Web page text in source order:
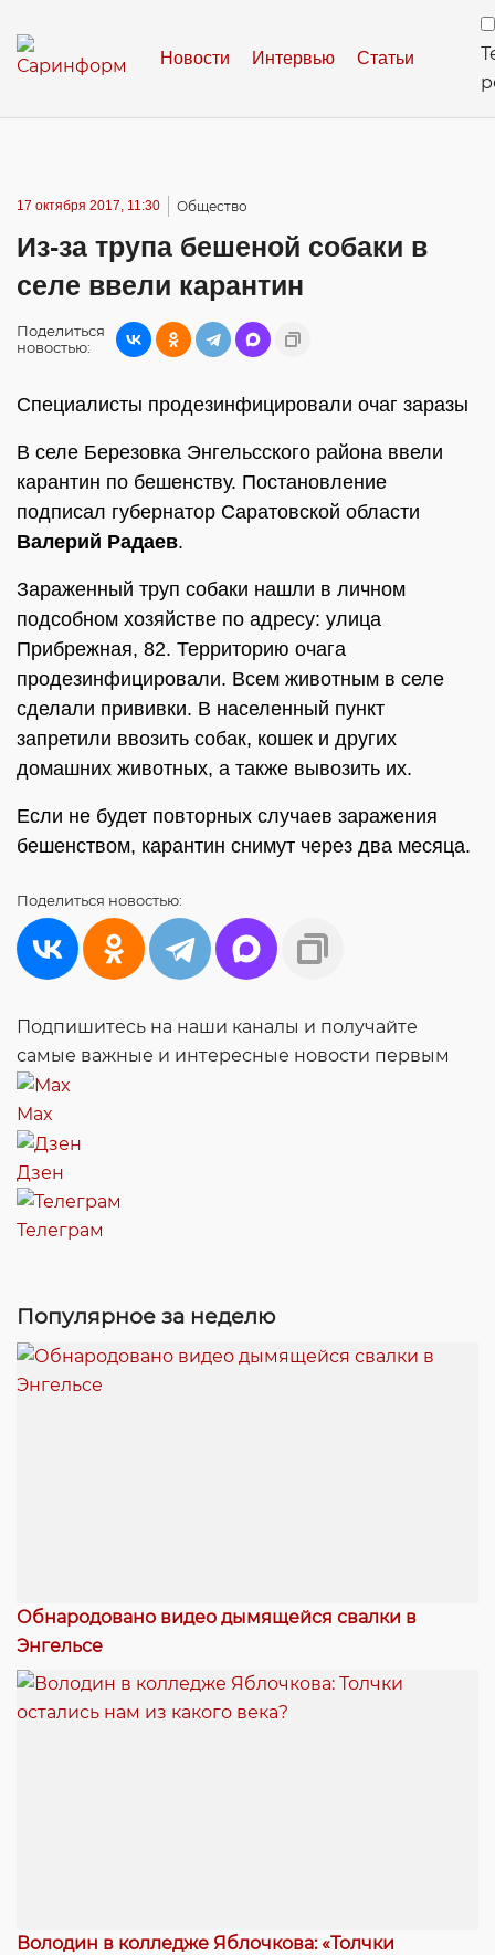
Новости Интервью Статьи
17 октября 2017, 11:30 Общество
Из-за трупа бешеной собаки в
селе ввели карантин
Поделиться
новостью:
Специалисты продезинфицировали очаг заразы
В селе Березовка Энгельсского района ввели
карантин по бешенству. Постановление
подписал губернатор Саратовской области
Валерий Радаев.
Зараженный труп собаки нашли в личном
подсобном хозяйстве по адресу: улица
Прибрежная, 82. Территорию очага
продезинфицировали. Всем животным в селе
сделали прививки. В населенный пункт
запретили ввозить собак, кошек и других
домашних животных, а также вывозить их.
Если не будет повторных случаев заражения
бешенством, карантин снимут через два месяца.
Поделиться новостью:
Подпишитесь на наши каналы и получайте
самые важные и интересные новости первым
Max
Дзен
Телеграм
Популярное за неделю
Обнародовано видео дымящейся свалки в
Энгельсе
Володин в колледже Яблочкова: «Толчки